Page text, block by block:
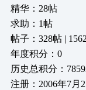
精华：28帖
求助：1帖
帖子：328帖 |
年度积分：0
历史总积分：
注册：2006年7月